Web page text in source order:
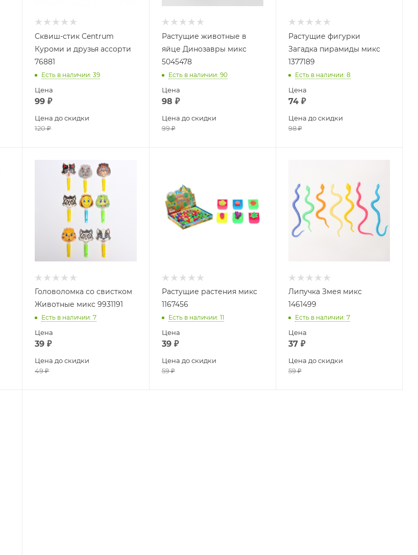
Сквиш-стик Centrum
Куроми и друзья ассорти
76881
Есть в наличии: 39
Цена
99 ₽
Цена до скидки
120₽
Растущие животные в
яйце Динозавры микс
5045478
Есть в наличии: 90
Цена
98 ₽
Цена до скидки
99₽
Растущие фигурки
Загадка пирамиды микс
1377189
Есть в наличии: 8
Цена
74₽
Цена до скидки
98₽
Головоломка со свистком
Животные микс 9931191
Есть в наличии: 7
Цена
39 ₽
Цена до скидки
49₽
Растущие растения микс
1167456
Есть в наличии: 11
Цена
39₽
Цена до скидки
59₽
Липучка Змея микс
1461499
Есть в наличии: 7
Цена
37₽
Цена до скидки
59₽